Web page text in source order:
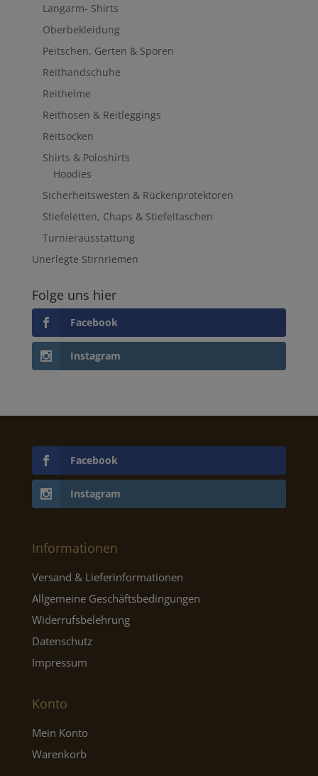
Langarm- Shirts
Oberbekleidung
Peitschen, Gerten & Sporen
Reithandschuhe
Reithelme
Reithosen & Reitleggings
Reitsocken
Shirts & Poloshirts
Hoodies
Sicherheitswesten & Rückenprotektoren
Stiefeletten, Chaps & Stiefeltaschen
Turnierausstattung
Unerlegte Stirnriemen
Folge uns hier
Facebook
Instagram
Facebook
Instagram
Informationen
Versand & Lieferinformationen
Allgemeine Geschäftsbedingungen
Widerrufsbelehrung
Datenschutz
Impressum
Konto
Mein Konto
Warenkorb